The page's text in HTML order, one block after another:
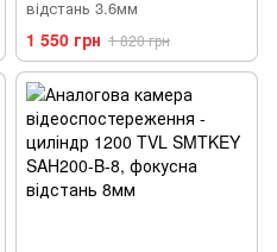
відстань 3.6мм
1 550 грн 1 820 грн